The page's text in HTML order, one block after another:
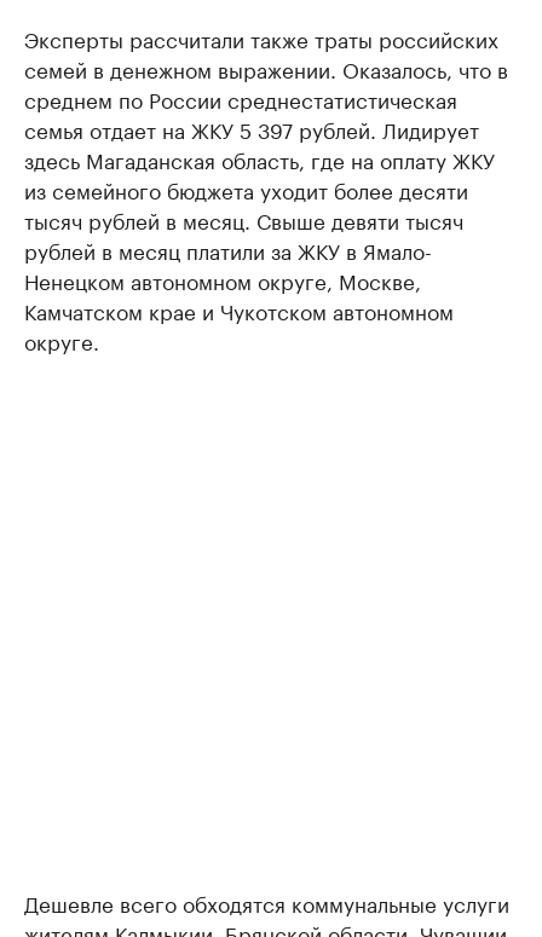
Эксперты рассчитали также траты российских
семей в денежном выражении. Оказалось, что в
среднем по России среднестатистическая
семья отдает на ЖКУ 5 397 рублей. Лидирует
здесь Магаданская область, где на оплату ЖКУ
из семейного бюджета уходит более десяти
тысяч рублей в месяц. Свыше девяти тысяч
рублей в месяц платили за ЖКУ в Ямало-
Ненецком автономном округе, Москве,
Камчатском крае и Чукотском автономном
округе.
Дешевле всего обходятся коммунальные услуги